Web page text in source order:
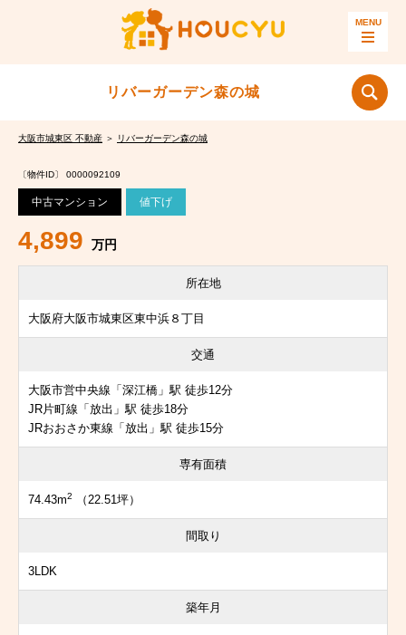
リバーガーデン森の城
大阪市城東区 不動産 ＞ リバーガーデン森の城
〔物件ID〕 0000092109
中古マンション 値下げ
4,899 万円
所在地
大阪府大阪市城東区東中浜８丁目
交通
大阪市営中央線「深江橋」駅 徒歩12分
JR片町線「放出」駅 徒歩18分
JRおおさか東線「放出」駅 徒歩15分
専有面積
74.43m2 （22.51坪）
間取り
3LDK
築年月